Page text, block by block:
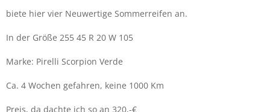
biete hier vier Neuwertige Sommerreifen an.
In der Größe 255 45 R 20 W 105
Marke: Pirelli Scorpion Verde
Ca. 4 Wochen gefahren, keine 1000 Km
Preis, da dachte ich so an 320,-€